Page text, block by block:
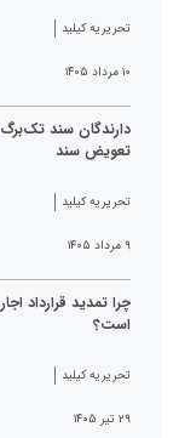
تحریریه کیلید
۱۰ مرداد ۱۴۰۵
دارندگان سند تک‌برگ
تعویض سند
تحریریه کیلید
۹ مرداد ۱۴۰۵
چرا تمدید قرارداد
است؟
تحریریه کیلید
۲۹ تیر ۱۴۰۵